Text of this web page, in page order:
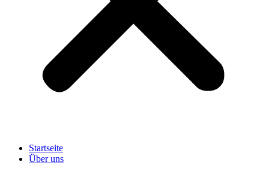
Startseite
Über uns